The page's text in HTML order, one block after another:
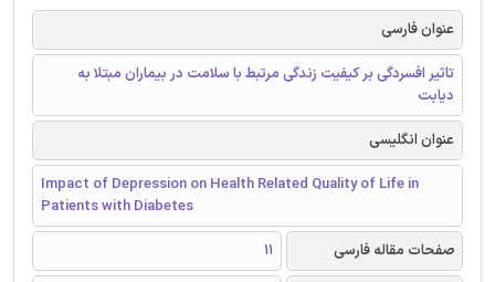
عنوان فارسی
تاثیر افسردگی بر کیفیت زندگی مرتبط با سلامت در بیماران مبتلا به
دیابت
عنوان انگلیسی
Impact of Depression on Health Related Quality of Life in
Patients with Diabetes
صفحات مقاله فارسی
11